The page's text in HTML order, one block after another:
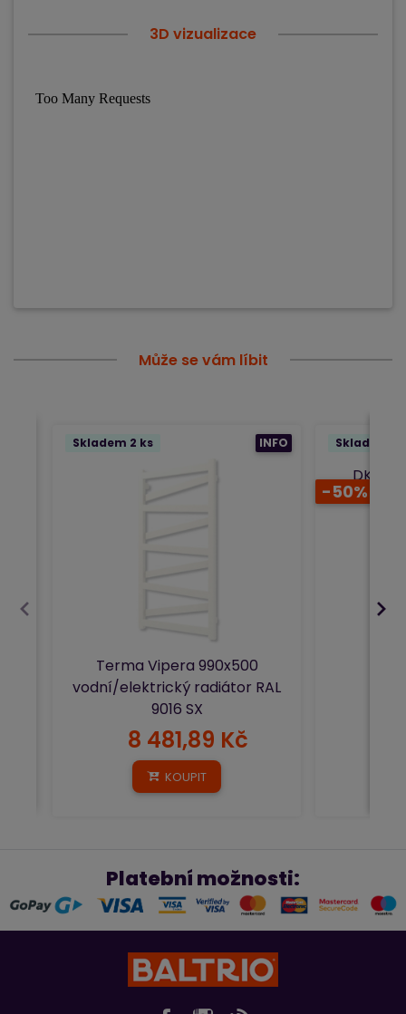
3D vizualizace
Může se vám líbit
Skladem 2 ks INFO
Terma Vipera 990x500
vodní/elektrický radiátor RAL
9016 SX
8 481,89 Kč
KOUPIT
Skladem 1
DK
vodní
-50%
Platební možnosti: